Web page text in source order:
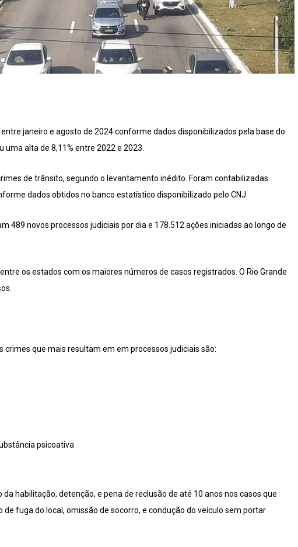
janeiro e agosto de 2024 conforme dados disponibilizados pela base do
alta de 8,11% entre 2022 e 2023.
de trânsito, segundo o levantamento inédito. Foram contabilizadas
dados obtidos no banco estatístico disponibilizado pelo CNJ.
489 novos processos judiciais por dia e 178.512 ações iniciadas ao longo de
os estados com os maiores números de casos registrados. O Rio Grande
crimes que mais resultam em em processos judiciais são:
psicoativa
habilitação, detenção, e pena de reclusão de até 10 anos nos casos que
fuga do local, omissão de socorro, e condução do veículo sem portar